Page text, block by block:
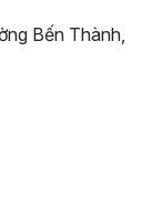
Bến Thành,